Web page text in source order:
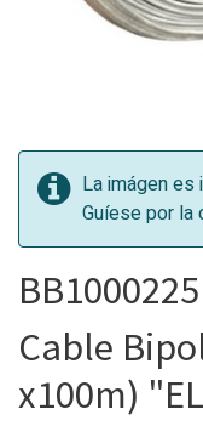
La imágen es
Guíese por la
BB1000225
Cable
x100m)